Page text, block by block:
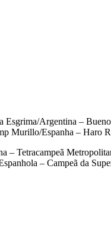
Argentina –
Murillo/Espanha – Haro
– Tetracampeã
– Campeã da